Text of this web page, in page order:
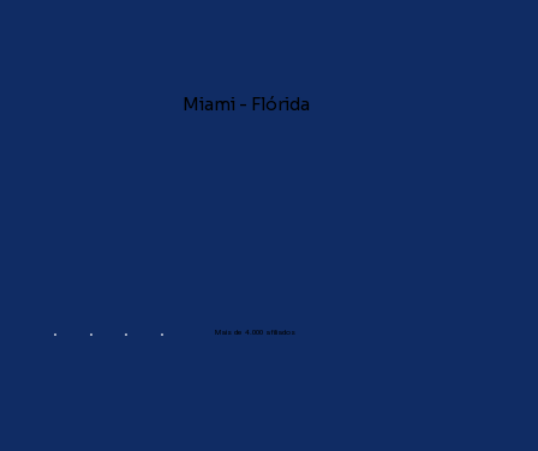
Miami - Flórida
Mais de 4.000 afiliados